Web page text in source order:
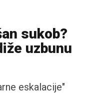
sukob?
uzbunu
eskalacije"